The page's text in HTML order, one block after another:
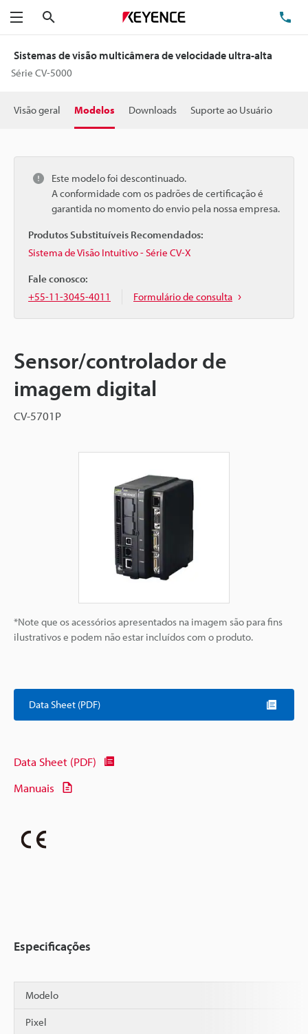
Menu
Sistemas de visão multicâmera de velocidade ultra-alta
Série CV-5000
Visão geral Modelos Downloads Suporte ao Usuário
Este modelo foi descontinuado.
A conformidade com os padrões de certificação é
garantida no momento do envio pela nossa empresa.
Produtos Substituíveis Recomendados:
Sistema de Visão Intuitivo - Série CV-X
Fale conosco:
+55-11-3045-4011
Formulário de consulta
Sensor/controlador de
imagem digital
CV-5701P
*Note que os acessórios apresentados na imagem são para fins
ilustrativos e podem não estar incluídos com o produto.
Data Sheet (PDF)
Data Sheet (PDF)
Manuais
Especificações
Modelo
Pixel